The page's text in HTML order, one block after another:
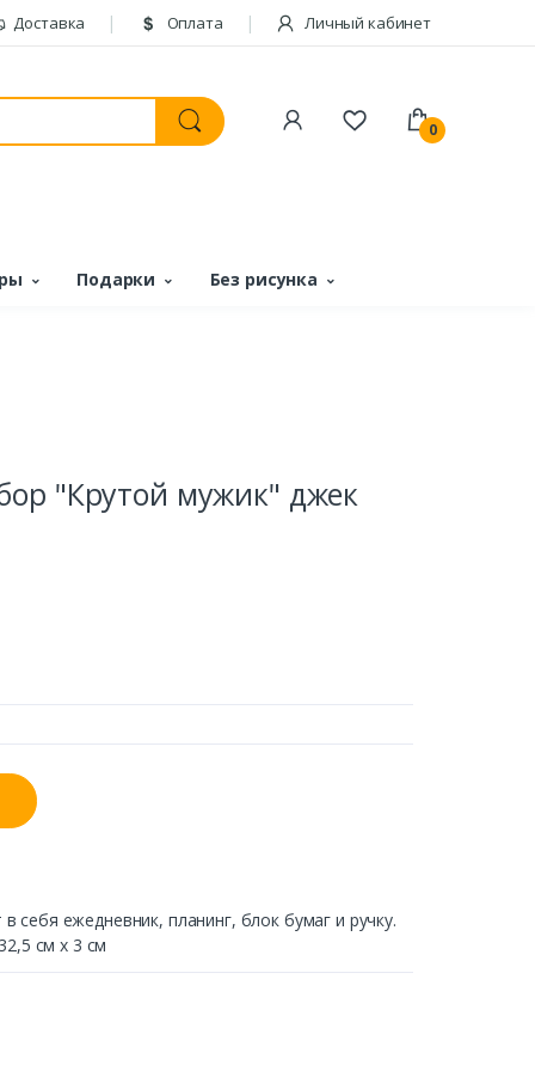
Доставка Оплата Личный кабинет
0
Подарки Без рисунка
"Крутой мужик" джек
ежедневник, планинг, блок бумаг и ручку.
см х 3 см